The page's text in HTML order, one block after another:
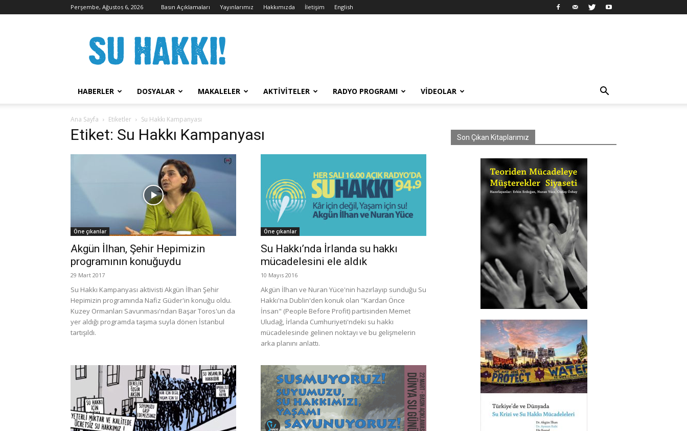
Perşembe, Ağustos 6, 2026 Basın Açıklamaları Yayınlarımız Hakkımızda İletişim English
Hakkı
Kampanyası
HABERLER DOSYALAR MAKALELER AKTIVITELER RADYO PROGRAMI VIDEOLAR
Ana Sayfa Etiketler Su Hakkı Kampanyası
Etiket: Su Hakkı Kampanyası
Öne çıkanlar
Akgün İlhan, Şehir Hepimizin
programının konuğuydu
29 Mart 2017
Su Hakkı Kampanyası aktivisti Akgün İlhan Şehir
Hepimizin programında Nafiz Güder'in konuğu oldu.
Kuzey Ormanları Savunması'ndan Başar Toros'un da
yer aldığı programda taşıma suyla dönen İstanbul
tartışıldı.
Öne çıkanlar
Su Hakkı’nda İrlanda su hakkı
mücadelesini ele aldık
10 Mayıs 2016
Akgün İlhan ve Nuran Yüce'nin hazırlayıp sunduğu Su
Hakkı'na Dublin'den konuk olan "Kardan Önce
İnsan" (People Before Profit) partisinden Memet
Uludağ, İrlanda Cumhuriyeti'ndeki su hakkı
mücadelesinde gelinen noktayı ve bu gelişmelerin
arka planını anlattı.
Son Çıkan Kitaplarımız